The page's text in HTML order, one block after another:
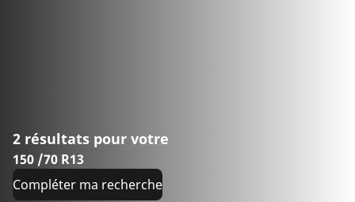
2 résultats pour votre
150 /70 R13
Compléter ma recherche